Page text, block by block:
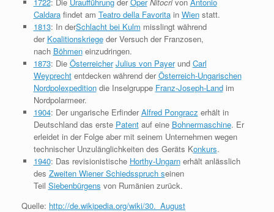
Caldarafindet am Teatro della Favoritain Wienstatt.
1813: In derSchlacht bei Kulm misslingt während
der Koalitionskriegeder Versuch der Franzosen,
nach Böhmeneinzudringen.
1873: Die Österreicher Julius von Payerund Carl
Weyprechtentdecken während derÖsterreich-Ungarischen
Nordpolexpeditiondie Inselgruppe Franz-Joseph-Landim
Nordpolarmeer.
1904: Der ungarische ErfinderAlfred Pongracz erhält in
Deutschland das erste Patentauf eine Bohnermaschine. Er
erleidet in der Folge aber mit seinem Unternehmen wegen
technischer Unzulänglichkeiten des Geräts Konkurs.
1940: Das revisionistische Horthy-Ungarnerhält anlässlich
des Zweiten Wiener Schiedsspruch seinen
Teil Siebenbürgens von Rumänien zurück.
Quelle: http://de.wikipedia.org/wiki/30._August